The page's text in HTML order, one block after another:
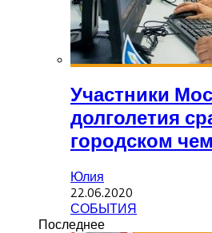
Участники
долголетия
городском
Юлия
22.06.2020
СОБЫТИЯ
Последнее